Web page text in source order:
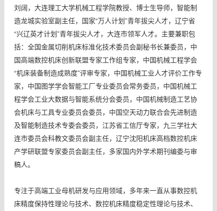
刘阔，大连理工大学机械工程学院教授、博士生导师，智能制
造龙城实验室副主任，国家“万人计划”青年拔尖人才，辽宁省
“兴辽英才计划”青年拔尖人才，大连市领军人才。主要兼职包
括：全国金属切削机床标准化技术委员会副秘书长兼委员，中
国高端数控机床创新联盟专家工作组专家，中国机械工程学会
“机床装备制造成熟度”评审专家，中国机械工业人才评价工作专
家，中国图学学会智能工厂专业委员会常务委员，中国机械工
程学会工业大数据与智能系统分会委员，中国机械制造工艺协
会机床与工具专业委员会委员，中国空天动力联合会先进制造
及智能制造技术专委会委员，江苏省工信厅专家，九三学社大
连市委员会科教文委员会副主任，辽宁沈阳机床高档数控机床
产学研联盟专家委员会副主任，多家国内外学术期刊编委与审
稿人。
专注于高端工业母机研发与应用领域，多年来一直从事数控机
床精度保持性理论与技术、数控机床精度稳定性理论与技术、